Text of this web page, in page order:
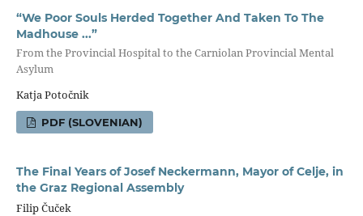
“We Poor Souls Herded Together And Taken To The
Madhouse ...”
From the Provincial Hospital to the Carniolan Provincial Mental
Asylum
Katja Potočnik
PDF (SLOVENIAN)
The Final Years of Josef Neckermann, Mayor of Celje, in
the Graz Regional Assembly
Filip Čuček